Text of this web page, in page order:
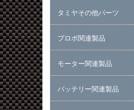
タミヤその他パーツ
プロポ関連製品
モーター関連製品
バッテリー関連製品